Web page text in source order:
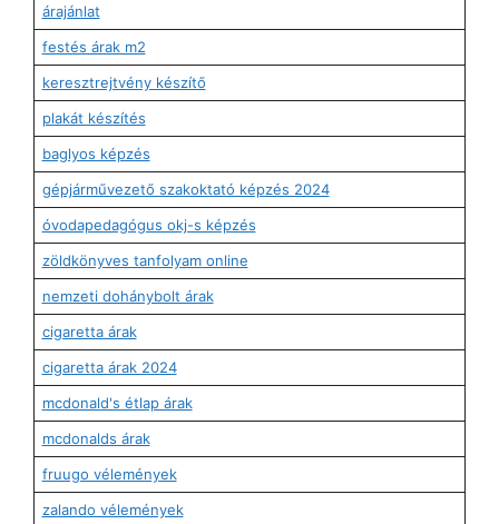
árajánlat
festés árak m2
keresztrejtvény készítő
plakát készítés
baglyos képzés
gépjárművezető szakoktató képzés 2024
óvodapedagógus okj-s képzés
zöldkönyves tanfolyam online
nemzeti dohánybolt árak
cigaretta árak
cigaretta árak 2024
mcdonald's étlap árak
mcdonalds árak
fruugo vélemények
zalando vélemények